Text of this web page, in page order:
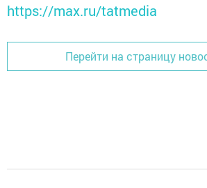
https://max.ru/tatmedia
Перейти на страницу